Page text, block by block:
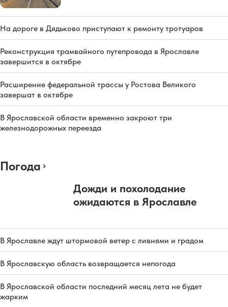
На дороге в Дядьково приступают к ремонту тротуаров
Реконструкция трамвайного путепровода в Ярославле
завершится в октябре
Расширение федеральной трассы у Ростова Великого
завершат в октябре
В Ярославской области временно закроют три
железнодорожных переезда
Погода
Дожди и похолодание
ожидаются в Ярославле
В Ярославле ждут штормовой ветер с ливнями и градом
В Ярославскую область возвращается непогода
В Ярославской области последний месяц лета не будет
жарким